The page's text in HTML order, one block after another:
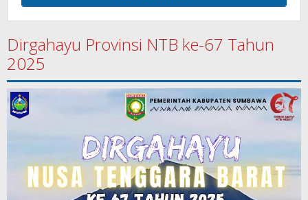
Dirgahayu Provinsi NTB ke-67 Tahun
2025